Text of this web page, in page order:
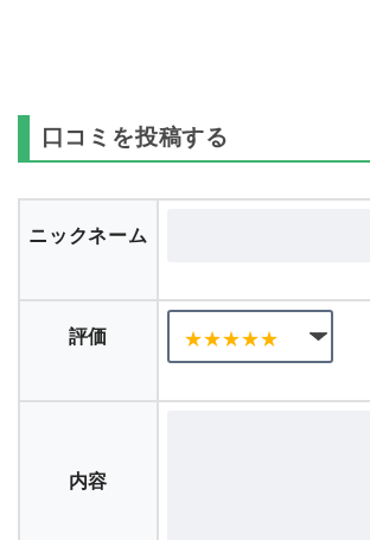
口コミを投稿する
ニックネーム
評価
内容